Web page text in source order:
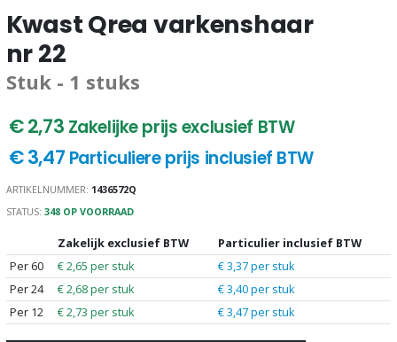
Kwast Qrea varkenshaar
nr 22
Stuk - 1 stuks
€ 2,73 Zakelijke prijs exclusief BTW
€ 3,47 Particuliere prijs inclusief BTW
ARTIKELNUMMER: 1436572Q
STATUS: 348 OP VOORRAAD
Zakelijk exclusief BTW
Particulier inclusief BTW
Per 60
€ 2,65 per stuk
€ 3,37 per stuk
Per 24
€ 2,68 per stuk
€ 3,40 per stuk
Per 12
€ 2,73 per stuk € 3,47 per stuk